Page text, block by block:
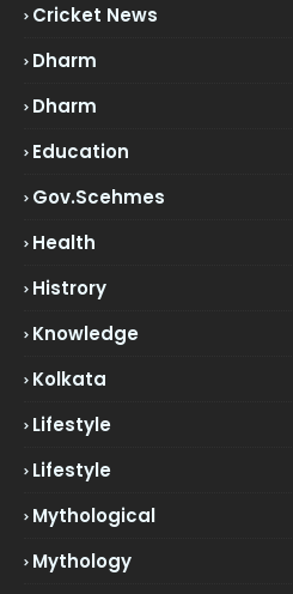
Cricket News
Dharm
Dharm
Education
Gov.scehmes
Health
Histrory
Knowledge
Kolkata
Lifestyle
Lifestyle
Mythological
Mythology